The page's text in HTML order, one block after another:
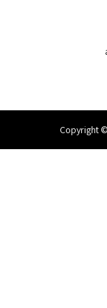
Copyright